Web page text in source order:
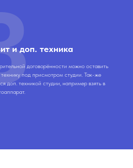
и доп. техника
договорённости можно оставить
технику под присмотром студии. Так-же
доп. техникой студии, например взять в